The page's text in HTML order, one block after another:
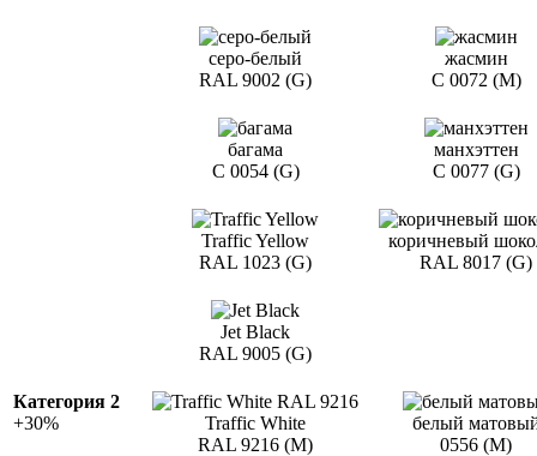
серо-белый
RAL 9002 (G)
жасмин
С 0072 (М)
багама
С 0054 (G)
манхэттен
С 0077 (G)
Traffic Yellow
RAL 1023 (G)
коричневый
RAL 8017 (G)
Jet Black
RAL 9005 (G)
Категория 2
+30%
Traffic White
RAL 9216 (M)
белый
0556 (M)